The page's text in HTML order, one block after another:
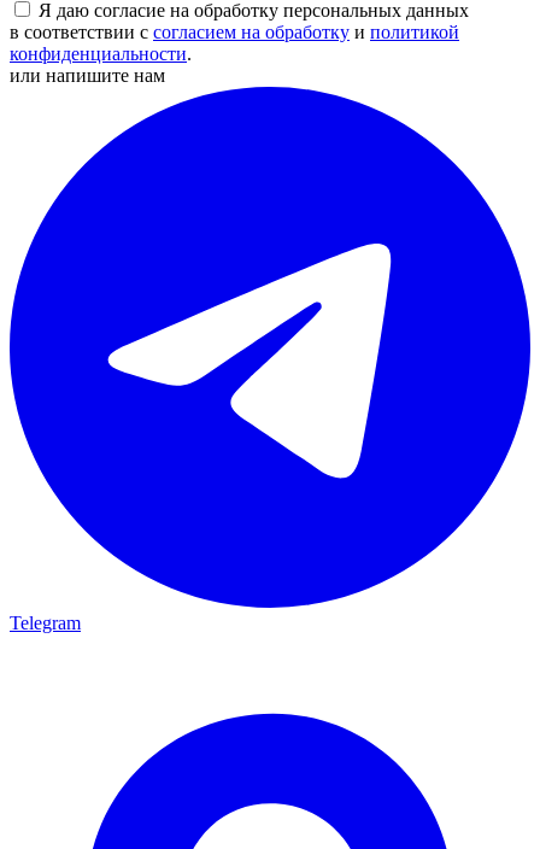
Я даю согласие на обработку персональных данных
в соответствии с согласием на обработку и политикой
конфиденциальности.
или напишите нам
Telegram